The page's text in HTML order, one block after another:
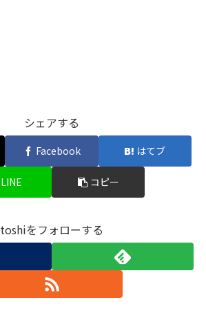
シェアする
Facebook はてブ
LINE コピー
toshiをフォローする